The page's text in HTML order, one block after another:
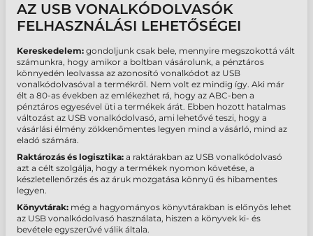
AZ USB VONALKÓDOLVASÓK
FELHASZNÁLÁSI LEHETŐSÉGEI
Kereskedelem: gondoljunk csak bele, mennyire megszokottá vált
számunkra, hogy amikor a boltban vásárolunk, a pénztáros
könnyedén leolvassa az azonosító vonalkódot az USB
vonalkódolvasóval a termékről. Nem volt ez mindig így. Aki már
élt a 80-as években az emlékezhet rá, hogy az ABC-ben a
pénztáros egyesével üti a termékek árát. Ebben hozott hatalmas
változást az USB vonalkódolvasó, ami lehetővé teszi, hogy a
vásárlási élmény zökkenőmentes legyen mind a vásárló, mind az
eladó számára.
Raktározás és logisztika: a raktárakban az USB vonalkódolvasó
azt a célt szolgálja, hogy a termékek nyomon követése, a
készletellenőrzés és az áruk mozgatása könnyű és hibamentes
legyen.
Könyvtárak: még a hagyományos könyvtárakban is előnyös lehet
az USB vonalkódolvasó használata, hiszen a könyvek ki- és
bevétele egyszerűvé válik általa.